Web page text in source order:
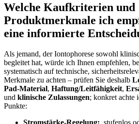
Welche Kaufkriterien und
Produktmerkmale ich
eine informierte
Als⁣ jemand, der Iontophorese sowohl⁤
begleitet hat, würde ich Ihnen⁤ empfehlen,
systematisch ​auf technische,
Merkmale⁤ zu⁢ achten – prüfen Sie deshalb
Pad‑Material, Haftung/Leitfähigkeit,
und klinische Zulassungen; konkret achte
Punkte:
Stromstärke‑Regelung:
stufenlos